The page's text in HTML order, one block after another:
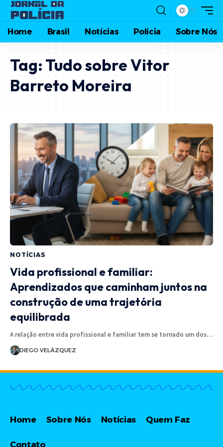
Home Brasil Notícias Polícia Sobre Nós
Tag: Tudo sobre Vitor
Barreto Moreira
NOTÍCIAS
Vida profissional e familiar:
Aprendizados que caminham juntos na
construção de uma trajetória
equilibrada
A relação entre vida profissional e familiar tem se tornado um dos…
DIEGO VELÁZQUEZ
Home Sobre Nós Notícias Quem Faz
Contato